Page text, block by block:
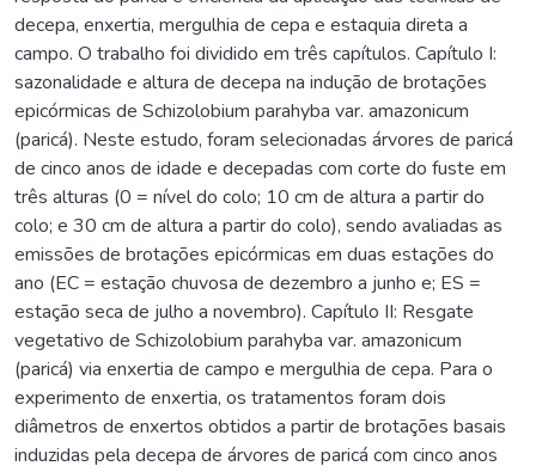
decepa, enxertia, mergulhia de cepa e estaquia direta a
campo. O trabalho foi dividido em três capítulos. Capítulo I:
sazonalidade e altura de decepa na indução de brotações
epicórmicas de Schizolobium parahyba var. amazonicum
(paricá). Neste estudo, foram selecionadas árvores de paricá
de cinco anos de idade e decepadas com corte do fuste em
três alturas (0 = nível do colo; 10 cm de altura a partir do
colo; e 30 cm de altura a partir do colo), sendo avaliadas as
emissões de brotações epicórmicas em duas estações do
ano (EC = estação chuvosa de dezembro a junho e; ES =
estação seca de julho a novembro). Capítulo II: Resgate
vegetativo de Schizolobium parahyba var. amazonicum
(paricá) via enxertia de campo e mergulhia de cepa. Para o
experimento de enxertia, os tratamentos foram dois
diâmetros de enxertos obtidos a partir de brotações basais
induzidas pela decepa de árvores de paricá com cinco anos